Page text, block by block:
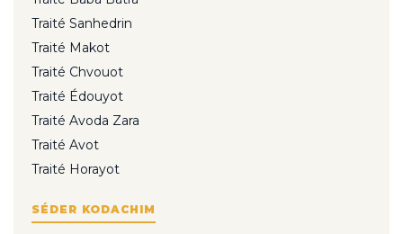
Traité Sanhedrin
Traité Makot
Traité Chvouot
Traité Édouyot
Traité Avoda Zara
Traité Avot
Traité Horayot
SÉDER KODACHIM